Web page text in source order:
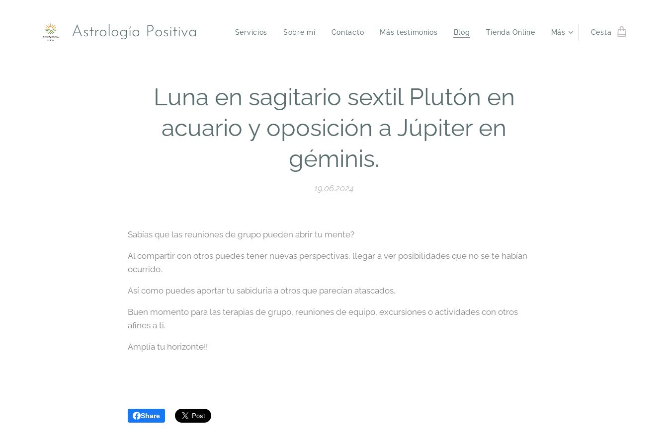
Astrología Positiva Servicios Sobre mí Contacto Más testimonios Blog Tienda Online Más Cesta
Luna en sagitario sextil Plutón en
acuario y oposición a Júpiter en
géminis.
19.06.2024
Sabías que las reuniones de grupo pueden abrir tu mente?
Al compartir con otros puedes tener nuevas perspectivas, llegar a ver posibilidades que no se te habían
ocurrido.
Así como puedes aportar tu sabiduría a otros que parecían atascados.
Buen momento para las terapias de grupo, reuniones de equipo, excursiones o actividades con otros
afines a ti.
Amplía tu horizonte!!
Share